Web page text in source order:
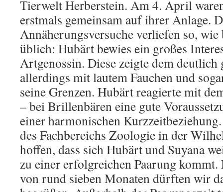
Tierwelt Herberstein. Am 4. April
erstmals gemeinsam auf ihrer Anlage.
Annäherungsversuche verliefen so,
üblich: Hubärt bewies ein großes
Artgenossin. Diese zeigte dem
allerdings mit lautem Fauchen und
seine Grenzen. Hubärt reagierte mit
– bei Brillenbären eine gute
einer harmonischen
des Fachbereichs Zoologie in der
hoffen, dass sich Hubärt und Suyana
zu einer erfolgreichen Paarung kommt.
von rund sieben Monaten dürften wir